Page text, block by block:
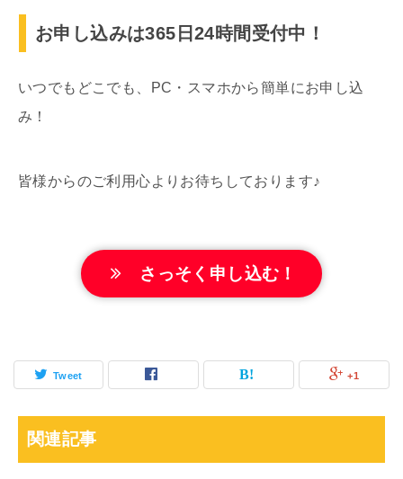
お申し込みは365日24時間受付中！
いつでもどこでも、PC・スマホから簡単にお申し込
み！
皆様からのご利用心よりお待ちしております♪
さっそく申し込む！
Tweet +1
関連記事